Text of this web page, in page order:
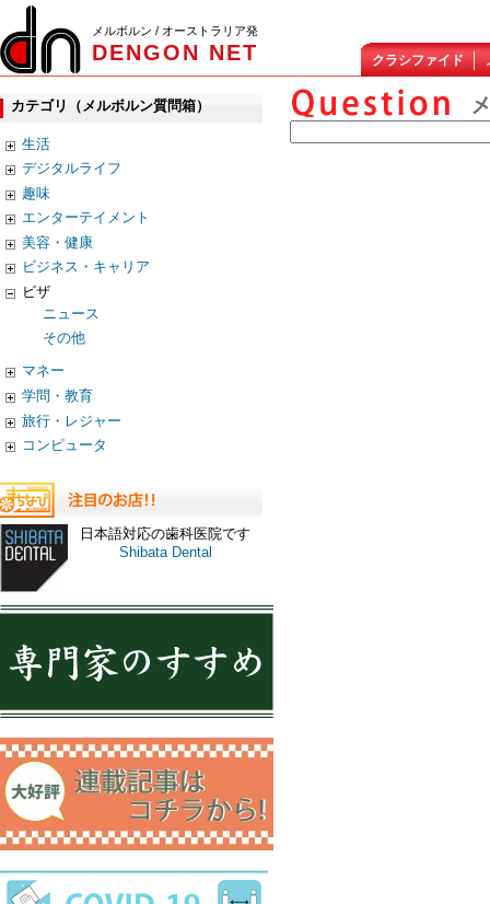
メルボルン / オーストラリア発
DENGON NET クラシファイド
カテゴリ（メルボルン質問箱）
生活
デジタルライフ
趣味
エンターテイメント
美容・健康
ビジネス・キャリア
ビザ
ニュース
その他
マネー
学問・教育
旅行・レジャー
コンピュータ
日本語対応の歯科医院です
Shibata Dental